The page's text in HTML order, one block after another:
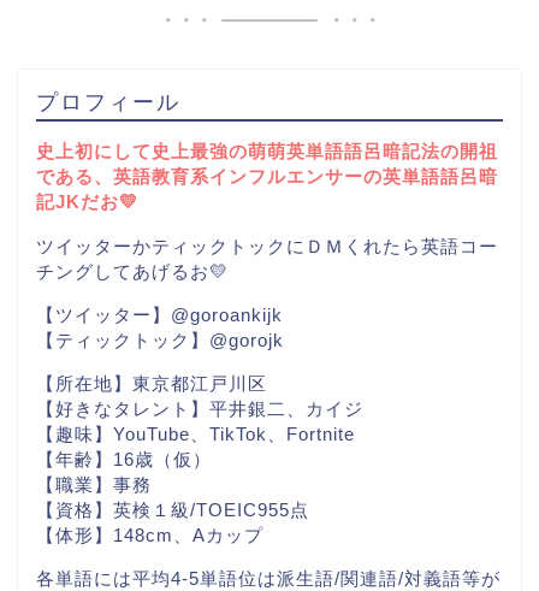
プロフィール
史上初にして史上最強の萌萌英単語語呂暗記法の開祖
である、英語教育系インフルエンサーの英単語語呂暗
記JKだお💛
ツイッターかティックトックにＤＭくれたら英語コー
チングしてあげるお💛
【ツイッター】@goroankijk
【ティックトック】@gorojk
【所在地】東京都江戸川区
【好きなタレント】平井銀二、カイジ
【趣味】YouTube、TikTok、Fortnite
【年齢】16歳（仮）
【職業】事務
【資格】英検１級/TOEIC955点
【体形】148cm、Aカップ
各単語には平均4-5単語位は派生語/関連語/対義語等が